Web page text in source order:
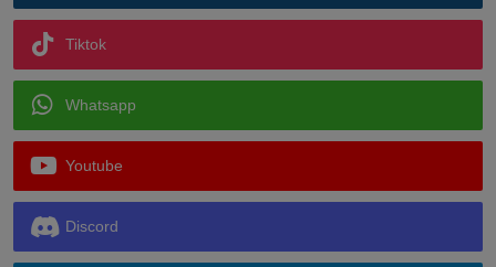
Tiktok
Whatsapp
Youtube
Discord